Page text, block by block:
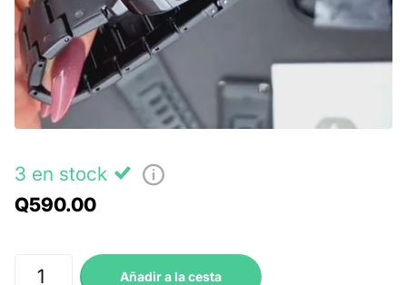
3 en stock
Q590.00
Añadir a la cesta